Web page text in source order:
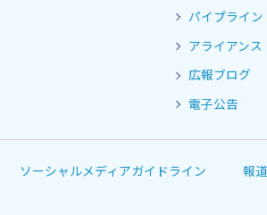
パイプライン
アライアンス
広報ブログ
電子公告
ソーシャルメディアガイドライン 報